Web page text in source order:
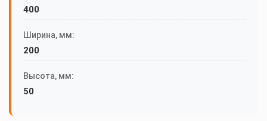
400
Ширина, мм:
200
Высота, мм:
50